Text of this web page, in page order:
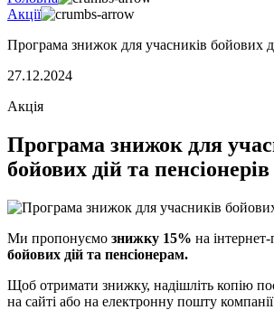
Акції
Програма знижок для учасників бойових
27.12.2024
Акція
Програма знижок для
бойових дій та пенсіонерів
Ми пропонуємо знижку 15% на
бойових дій та пенсіонерам.
Щоб отримати знижку, надішліть копію
на сайті або на електронну пошту